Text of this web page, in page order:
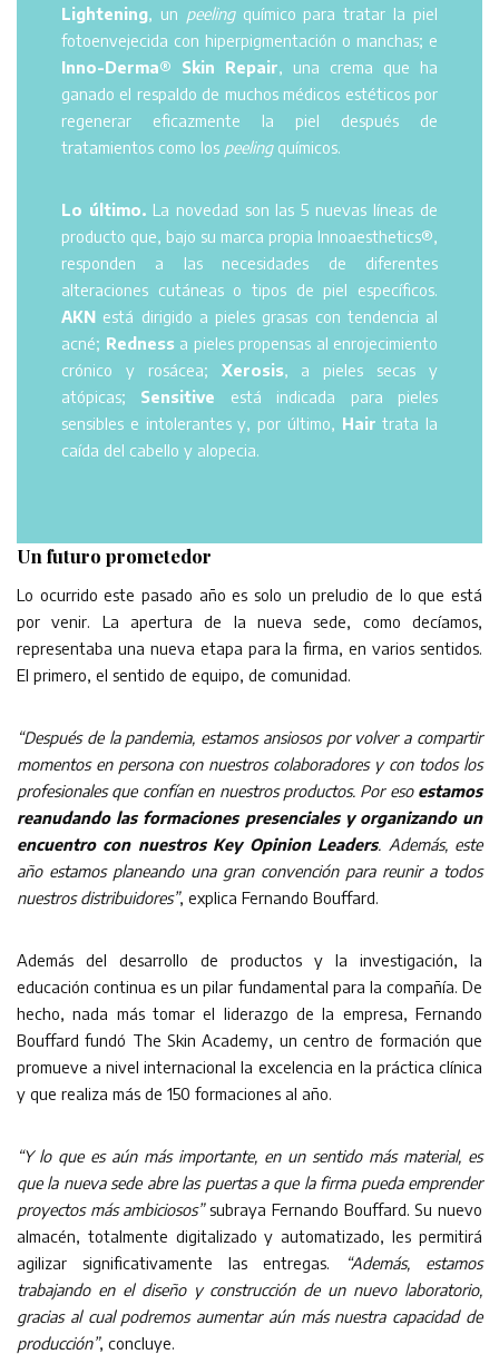
Lightening, un peeling químico para tratar la piel
fotoenvejecida con hiperpigmentación o manchas; e
Inno-Derma® Skin Repair, una crema que ha
ganado el respaldo de muchos médicos estéticos por
regenerar eficazmente la piel después de
tratamientos como los peeling químicos.
Lo último. La novedad son las 5 nuevas líneas de
producto que, bajo su marca propia Innoaesthetics®,
responden a las necesidades de diferentes
alteraciones cutáneas o tipos de piel específicos.
AKN está dirigido a pieles grasas con tendencia al
acné; Rednessa pieles propensas al enrojecimiento
crónico y rosácea; Xerosis, a pieles secas y
atópicas; Sensitive está indicada para pieles
sensibles e intolerantes y, por último, Hair trata la
caída del cabello y alopecia.
Un futuro prometedor
Lo ocurrido este pasado año es solo un preludio de lo que está
por venir. La apertura de la nueva sede, como decíamos,
representaba una nueva etapa para la firma, en varios sentidos.
El primero, el sentido de equipo, de comunidad.
“Después de la pandemia, estamos ansiosos por volver a compartir
momentos en persona con nuestros colaboradores y con todos los
profesionales que confían en nuestros productos. Por eso estamos
reanudando las formaciones presenciales y organizando un
encuentro con nuestros Key Opinion Leaders. Además, este
año estamos planeando una gran convención para reunir a todos
nuestros distribuidores”, explica Fernando Bouffard.
Además del desarrollo de productos y la investigación, la
educación continua es un pilar fundamental para la compañía. De
hecho, nada más tomar el liderazgo de la empresa, Fernando
Bouffard fundó The Skin Academy, un centro de formación que
promueve a nivel internacional la excelencia en la práctica clínica
y que realiza más de 150 formaciones al año.
“Y lo que es aún más importante, en un sentido más material, es
que la nueva sede abre las puertas a que la firma pueda emprender
proyectos más ambiciosos”subraya Fernando Bouffard. Su nuevo
almacén, totalmente digitalizado y automatizado, les permitirá
agilizar significativamente las entregas.
“Además, estamos
trabajando en el diseño y construcción de un nuevo laboratorio,
gracias al cual podremos aumentar aún más nuestra capacidad de
producción”, concluye.